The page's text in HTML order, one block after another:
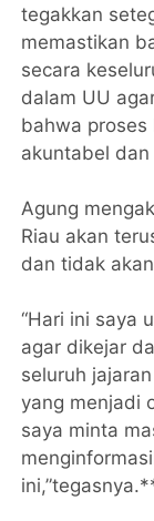
tegakkan
memastikan
secara
dalam UU
bahwa proses
akuntabel dan
Agung
Riau akan
dan tidak
“Hari ini saya
agar dikejar
seluruh
yang menjadi
saya minta